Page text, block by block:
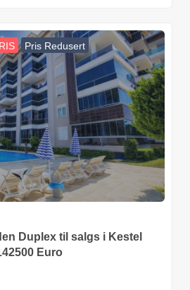
Pris Redusert
Duplex til salgs i Kestel
Euro